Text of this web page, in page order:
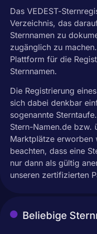
Das VEDEST-
Verzeichnis, das
Sternnamen zu
zugänglich zu
Plattform für die
Sternnamen.
Die Registrierung
sich dabei denkbar
sogenannte
Stern-Namen.de bzw.
Marktplätze erworben
beachten, dass eine
nur dann als gültig
unseren zertifizierten
Beliebige